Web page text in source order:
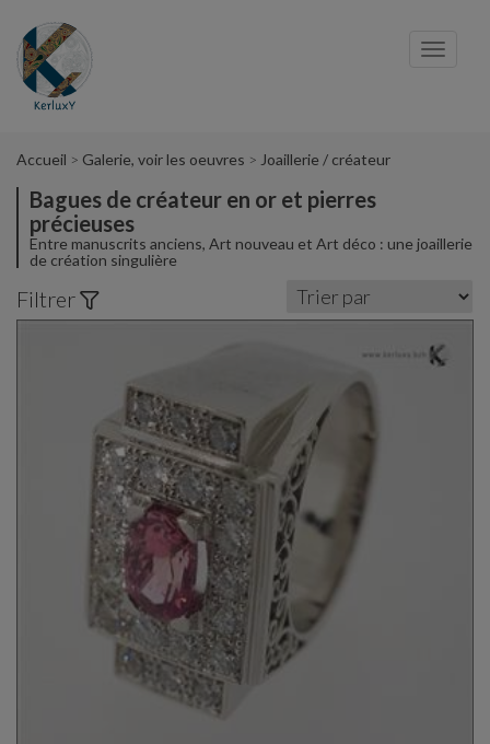
Accueil Galerie, voir les oeuvres Joaillerie / créateur
Bagues de créateur en or et pierres
précieuses
Entre manuscrits anciens, Art nouveau et Art déco : une joaillerie
de création singulière
Filtrer